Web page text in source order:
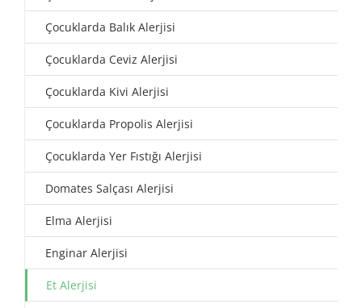
Çocuklarda Balık Alerjisi
Çocuklarda Ceviz Alerjisi
Çocuklarda Kivi Alerjisi
Çocuklarda Propolis Alerjisi
Çocuklarda Yer Fıstığı Alerjisi
Domates Salçası Alerjisi
Elma Alerjisi
Enginar Alerjisi
Et Alerjisi